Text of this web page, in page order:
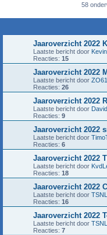
58
Jaaroverzicht 2022
Laatste bericht door
Reacties: 15
Jaaroverzicht 2022
Laatste bericht door
Reacties: 26
Jaaroverzicht 2022
Laatste bericht door David
Reacties: 9
Jaaroverzicht 2022
Laatste bericht door
Reacties: 6
Jaaroverzicht 2022
Laatste bericht door
Reacties: 18
Jaaroverzicht 2022
Laatste bericht door
Reacties: 16
Jaaroverzicht 2022
Laatste bericht door
Reacties: 7